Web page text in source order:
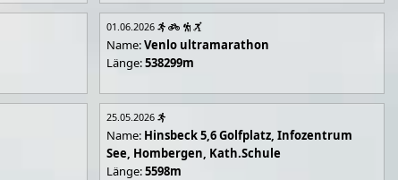
01.06.2026
Name:Venlo ultramarathon
Länge:538299m
25.05.2026
Name: Hinsbeck 5,6 Golfplatz, Infozentrum
See, Hombergen, Kath.Schule
Länge:5598m